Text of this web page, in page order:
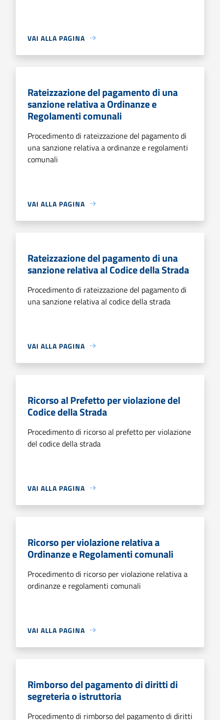
VAI ALLA PAGINA
Rateizzazione del pagamento di una
sanzione relativa a Ordinanze e
Regolamenti comunali
Procedimento di rateizzazione del pagamento di
una sanzione relativa a ordinanze e regolamenti
comunali
VAI ALLA PAGINA
Rateizzazione del pagamento di una
sanzione relativa al Codice della Strada
Procedimento di rateizzazione del pagamento di
una sanzione relativa al codice della strada
VAI ALLA PAGINA
Ricorso al Prefetto per violazione del
Codice della Strada
Procedimento di ricorso al prefetto per violazione
del codice della strada
VAI ALLA PAGINA
Ricorso per violazione relativa a
Ordinanze e Regolamenti comunali
Procedimento di ricorso per violazione relativa a
ordinanze e regolamenti comunali
VAI ALLA PAGINA
Rimborso del pagamento di diritti di
segreteria o istruttoria
Procedimento di rimborso del pagamento di diritti